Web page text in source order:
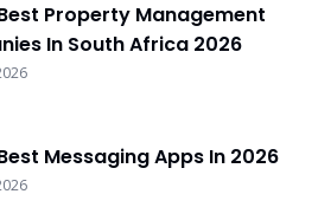
Property Management
In South Africa 2026
Messaging Apps In 2026